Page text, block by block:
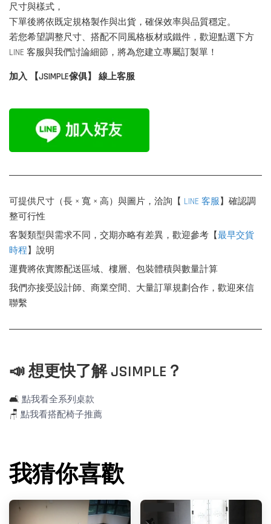
尺寸與樣式，
下單後將依既定規格製作與出貨，確保效率與品質穩定。
若您希望調整尺寸、搭配不同風格板材或鐵件，歡迎點選下方
LINE 客服與我們討論細節，將為您建立專屬訂製單！
加入 【JSIMPLE傢俱】 線上客服
可提供尺寸（長 × 寬 × 高）與圖片，洽詢【 LINE 客服】確認調
整可行性
客製類型與需求不同，交期亦略有差異，歡迎參考【最早交貨
時程】說明
運費將依實際配送區域、樓層、包裝體積與數量計算
我們亦接受設計師、商業空間、大量訂單規劃合作，歡迎來信
聯繫
📣 想更快了解 JSIMPLE？
🛋️ 點我看全系列桌款
🪑 點我看搭配椅子推薦
我猜你喜歡